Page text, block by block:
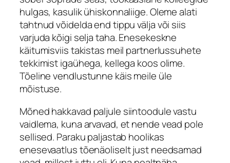
hulgas, kasulik ühiskonnaliige. Oleme alati
tahtnud võidelda end tippu välja või siis
varjuda kõigi selja taha. Enesekeskne
käitumisviis takistas meil partnerlussuhete
tekkimist igaühega, kellega koos olime.
Tõeline vendlustunne käis meile üle
mõistuse.
Mõned hakkavad paljule siintoodule vastu
vaidlema, kuna arvavad, et nende vead pole
sellised. Paraku paljastab hoolikas
enesevaatlus tõenäoliselt just needsamad